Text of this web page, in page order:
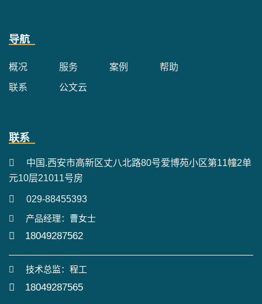
导航
概况 服务 案例 帮助
联系 公文云
联系
中国.西安市高新区丈八北路80号爱博苑小区第11幢2单
元10层21011号房
029-88455393
产品经理：曹女士
18049287562
技术总监：程工
18049287565